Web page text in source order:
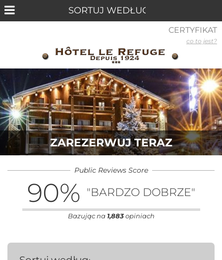
ZAREZERWUJ TERAZ
Public Reviews Score
90% "BARDZO DOBRZE"
Bazując na 1,883opiniach
CERTYFIKAT
co to jest?